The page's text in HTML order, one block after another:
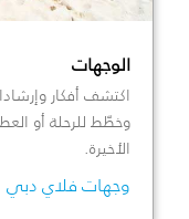
الوجهات
اكتشف أفكار
وخطّط للرحلة أو
الأخيرة.
وجهات فلاي دبي